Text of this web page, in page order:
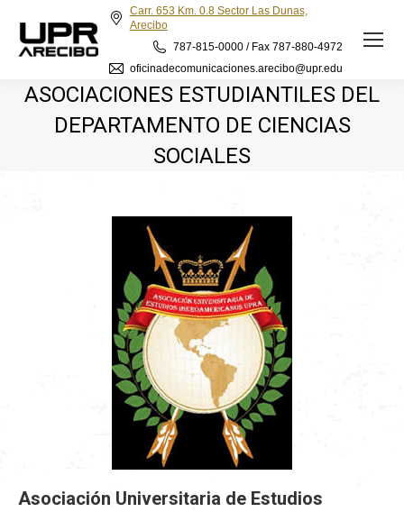
Carr. 653 Km. 0.8 Sector Las Dunas,
Arecibo
787-815-0000 / Fax 787-880-4972
oficinadecomunicaciones.arecibo@upr.edu
ASOCIACIONES ESTUDIANTILES DEL
DEPARTAMENTO DE CIENCIAS
SOCIALES
Asociación Universitaria de Estudios